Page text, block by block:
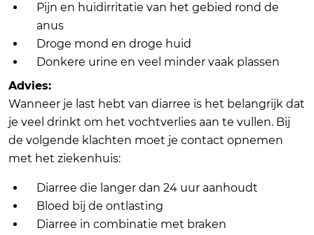
Pijn en huidirritatie van het gebied rond de
anus
Droge mond en droge huid
Donkere urine en veel minder vaak plassen
Advies:
Wanneer je last hebt van diarree is het belangrijk dat
je veel drinkt om het vochtverlies aan te vullen. Bij
de volgende klachten moet je contact opnemen
met het ziekenhuis:
Diarree die langer dan 24 uur aanhoudt
Bloed bij de ontlasting
Diarree in combinatie met braken